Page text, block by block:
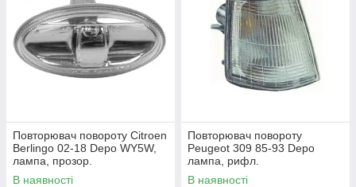
Повторювач повороту Citroen
Berlingo 02-18 Depo WY5W,
лампа, прозор.
В наявності
Повторювач повороту
Peugeot 309 85-93 Depo
лампа, рифл.
В наявності